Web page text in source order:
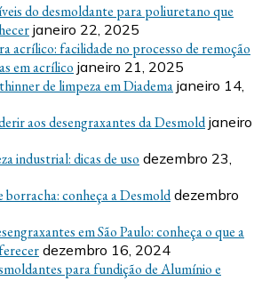
do desmoldante para poliuretano que
janeiro 22, 2025
acrílico: facilidade no processo de remoção
em acrílico janeiro 21, 2025
de limpeza em Diadema janeiro 14,
aos desengraxantes da Desmold janeiro
industrial: dicas de uso dezembro 23,
borracha: conheça a Desmold dezembro
em São Paulo: conheça o que a
dezembro 16, 2024
para fundição de Alumínio e